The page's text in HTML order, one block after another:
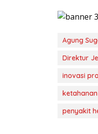
Agung
Direktur
inovasi
penyakit